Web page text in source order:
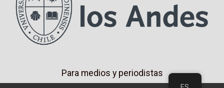
Para medios y periodistas